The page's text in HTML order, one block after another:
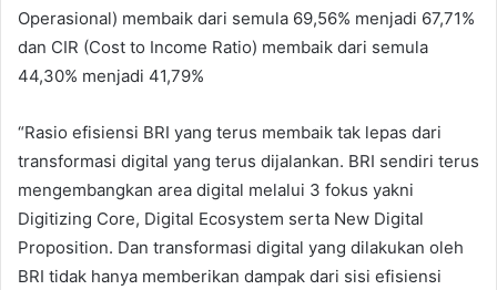
Operasional) membaik dari semula 69,56% menjadi 67,71%
dan CIR (Cost to Income Ratio) membaik dari semula
44,30% menjadi 41,79%
“Rasio efisiensi BRI yang terus membaik tak lepas dari
transformasi digital yang terus dijalankan. BRI sendiri terus
mengembangkan area digital melalui 3 fokus yakni
Digitizing Core, Digital Ecosystem serta New Digital
Proposition. Dan transformasi digital yang dilakukan oleh
BRI tidak hanya memberikan dampak dari sisi efisiensi